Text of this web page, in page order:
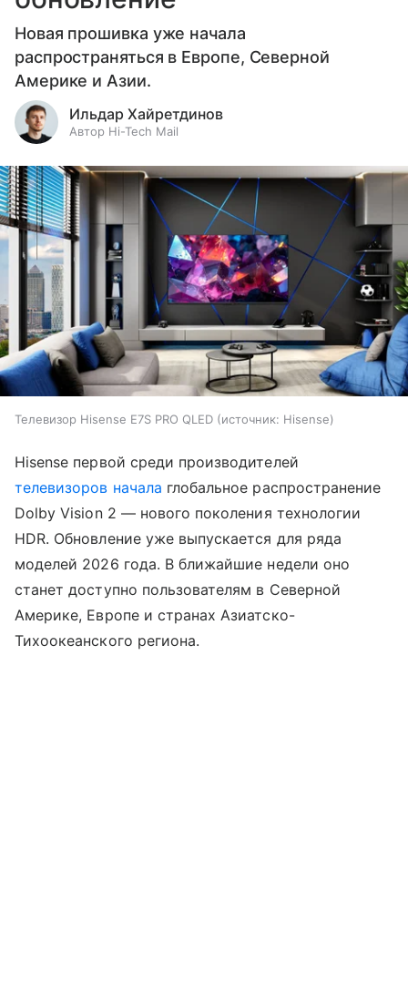
Новая прошивка уже начала
распространяться в Европе, Северной
Америке и Азии.
Ильдар Хайретдинов
Автор Hi-Tech Mail
Телевизор Hisense E7S PRO QLED источник: Hisense
Hisense первой среди производителей
телевизоров начала глобальное распространение
Dolby Vision 2 — нового поколения технологии
HDR. Обновление уже выпускается для ряда
моделей 2026 года. В ближайшие недели оно
станет доступно пользователям в Северной
Америке, Европе и странах Азиатско-
Тихоокеанского региона.